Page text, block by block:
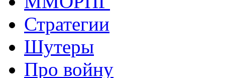
Стратегии
Шутеры
Про войну